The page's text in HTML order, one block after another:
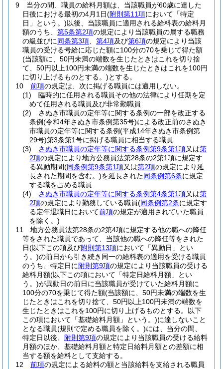
9
当分の間、職員の給料月額は、当該職員が60歳に達した
日後における最初の4月1日(附則第11項において「特定
日」という。)以後、当該職員に適用される給料表の給料月
額のうち、 第5条第2項の規定により当該職員の属する職務
の級並びに同条第3項 第4項及び第6項の規定により当該
職員の受ける号給に応じた額に100分の70を乗じて得た額
(当該額に、50円未満の端数を生じたときはこれを切り捨
て、50円以上100円未満の端数を生じたときはこれを100円
に切り上げるものとする。)とする。
10
前項の規定は、次に掲げる職員には適用しない。
(1)
臨時的に任用される職員その他の法律により任期を定
めて任用される職員及び非常勤職員
(2)
さぬき市職員の定年等に関する条例の一部を改正する
条例(令和4年さぬき市条例第35号)による改正前のさぬき
市職員の定年等に関する条例(平成14年さぬき市条例第
29号)第3条第1号に掲げる職員に相当する職員
(3)
さぬき市職員の定年等に関する条例第9条第1項又は第
2項の規定により地方公務員法第28条の2第1項に規定す
る異動期間(同条例第9条第1項又は第2項の規定により延
長された期間を含む。)を延長された同条例第6条に規定
する職を占める職員
(4)
さぬき市職員の定年等に関する条例第4条第1項又は第
2項の規定により勤務している職員(同条例第2条に規定す
る定年退職日において前項の規定が適用されていた職員
を除く。)
11
地方公務員法第28条の2第4項に規定する他の職への降任
等をされた職員であって、当該他の職への降任等をされた
日(以下この項及び附則第13項において「異動日」とい
う。)の前日から引き続き同一の給料表の適用を受ける職員
のうち、特定日に 附則第9項の規定により当該職員の受ける
給料月額(以下この項において「特定日給料月額」とい
う。)が異動日の前日に当該職員が受けていた給料月額に
100分の70を乗じて得た額(当該額に、50円未満の端数を生
じたときはこれを切り捨て、50円以上100円未満の端数を
生じたときはこれを100円に切り上げるものとする。以下
この項において「基礎給料月額」という。)に達しないこと
となる職員(規則で定める職員を除く。)には、当分の間、
特定日以後、
附則第9項の規定により当該職員の受ける給料
月額のほか、基礎給料月額と特定日給料月額との差額に相
当する額を給料として支給する。
12
前項の規定による給料の額と当該給料を支給される職員